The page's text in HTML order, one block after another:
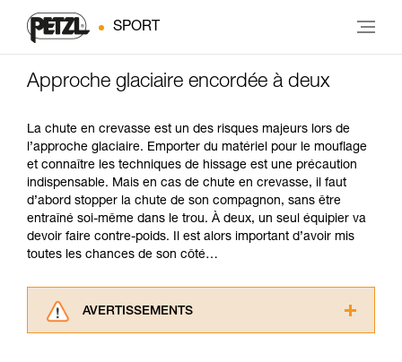
SPORT
Approche glaciaire encordée à deux
La chute en crevasse est un des risques majeurs lors de
l’approche glaciaire. Emporter du matériel pour le mouflage
et connaître les techniques de hissage est une précaution
indispensable. Mais en cas de chute en crevasse, il faut
d’abord stopper la chute de son compagnon, sans être
entraîné soi-même dans le trou. À deux, un seul équipier va
devoir faire contre-poids. Il est alors important d’avoir mis
toutes les chances de son côté…
AVERTISSEMENTS